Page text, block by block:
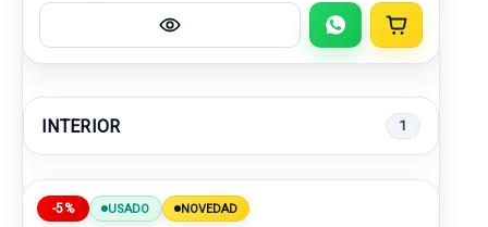
INTERIOR 1
-5% USADO NOVEDAD